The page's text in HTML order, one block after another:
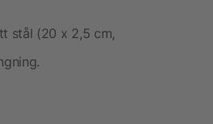
stål (20 x 2,5 cm,